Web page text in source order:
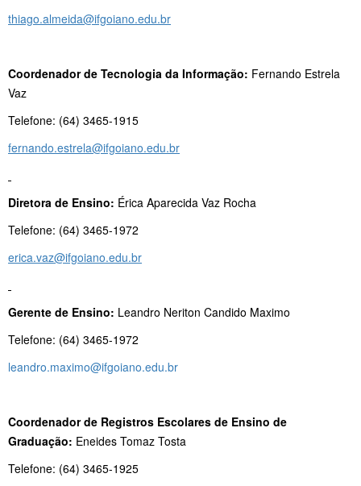
thiago.almeida@ifgoiano.edu.br
Coordenador de Tecnologia da Informação: Fernando Estrela
Vaz
Telefone: (64) 3465-1915
fernando.estrela@ifgoiano.edu.br
Diretora de Ensino: Érica Aparecida Vaz Rocha
Telefone: (64) 3465-1972
erica.vaz@ifgoiano.edu.br
Gerente de Ensino: Leandro Neriton Candido Maximo
Telefone: (64) 3465-1972
leandro.maximo@ifgoiano.edu.br
Coordenador de Registros Escolares de Ensino de
Graduação: Eneides Tomaz Tosta
Telefone: (64) 3465-1925